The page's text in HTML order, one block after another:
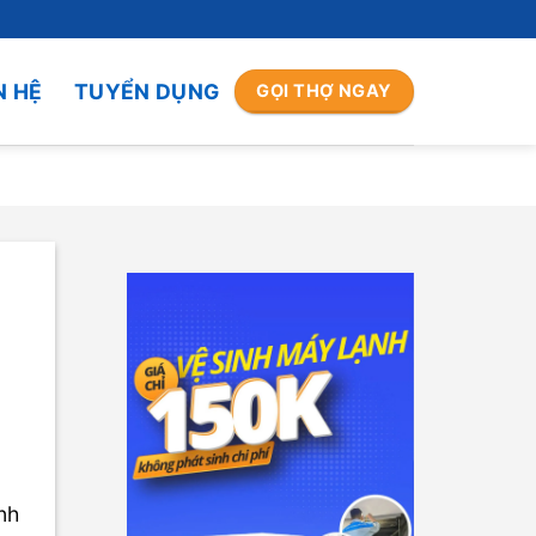
HỆ TUYỂN DỤNG GỌI THỢ NGAY